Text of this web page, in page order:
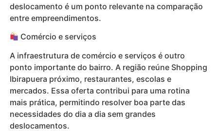
deslocamento é um ponto relevante na comparação
entre empreendimentos.
Comércio e serviços
A infraestrutura de comércio e serviços é outro
ponto importante do bairro. A região reúne Shopping
Ibirapuera próximo, restaurantes, escolas e
mercados. Essa oferta contribui para uma rotina
mais prática, permitindo resolver boa parte das
necessidades do dia a dia sem grandes
deslocamentos.